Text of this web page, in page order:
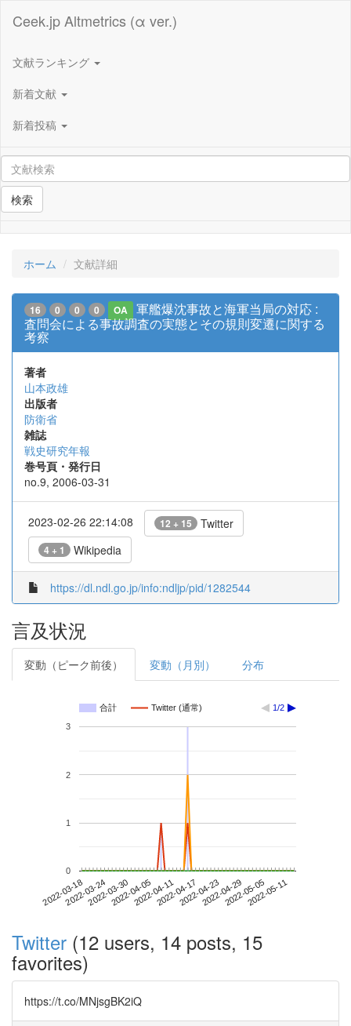
Ceek.jp Altmetrics (α ver.)
文献ランキング
新着文献
新着投稿
検索
ホーム 文献詳細
16 0 0 0 OA
軍艦爆沈事故と海軍当局の対応 :
査問会による事故調査の実態とその規則変遷に関する
考察
著者
山本政雄
出版者
防衛省
雑誌
戦史研究年報
巻号頁・発行日
no.9, 2006-03-31
2023-02-26 22:14:08 12 + 15 Twitter
4 + 1 Wikipedia
https://dl.ndl.go.jp/info:ndljp/pid/1282544
言及状況
変動（ピーク前後） 変動（月別） 分布
合計 Twitter (通常) 1/2
2022-03-182022-03-242022-03-302022-04-052022-04-112022-04-172022-04-232022-04-292022-05-052022-05-11
0
1
2
3
Twitter (12 users, 14 posts, 15
favorites)
https://t.co/MNjsgBK2iQ